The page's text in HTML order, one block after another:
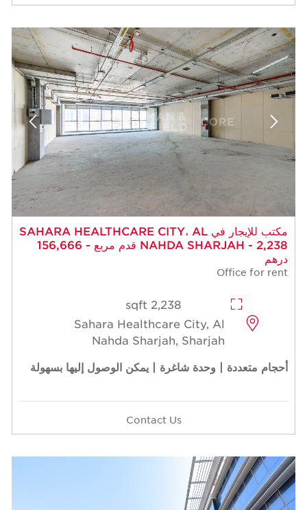
مكتب للإيجار في SAHARA HEALTHCARE CITY، AL
NAHDA SHARJAH - 2,238 قدم مربع - 156,666
درهم
Office for rent
2,238 sqft
Sahara Healthcare City, Al
Nahda Sharjah, Sharjah
أحجام متعددة | وحدة شاغرة | يمكن الوصول إليها بسهولة
Contact Us